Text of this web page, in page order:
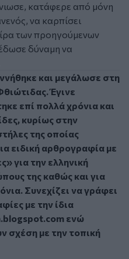
κατάφερε από μόνη
να καρπίσει
των προηγούμενων
δύναμη να
και μεγάλωσε στη
Έγινε
επί πολλά χρόνια και
κυρίως στην
της οποίας
ειδική αρθρογραφία με
για την ελληνική
της καθώς και για
Συνεχίζει να γράφει
με την ίδια
ενώ
σχέση με την τοπική